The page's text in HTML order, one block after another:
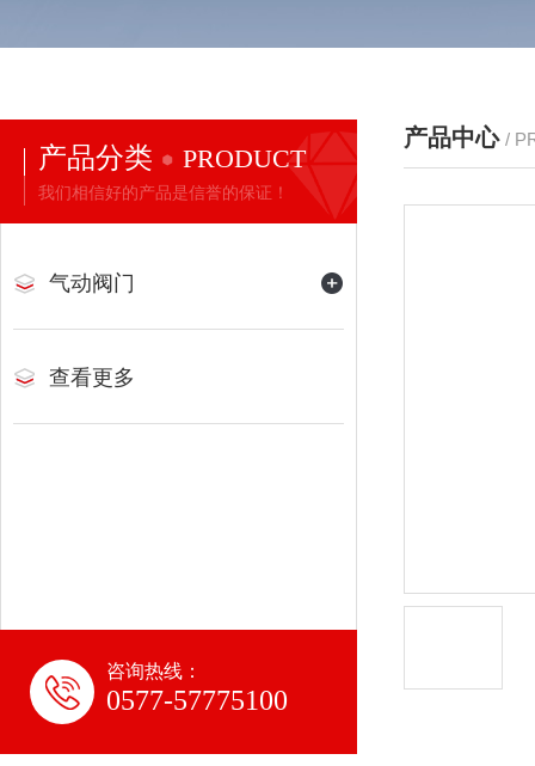
产品分类 PRODUCT
我们相信好的产品是信誉的保证！
气动阀门
查看更多
咨询热线：
0577-57775100
产品中心 /